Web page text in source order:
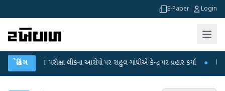
E-Paper Login
બ્રેકિંગ
NET પરીક્ષા લીકના આરોપો પર રાહુલ ગાંધીએ કેન્દ્ર પર પ્રહાર કર્યા ● હિંમતનગરમાં